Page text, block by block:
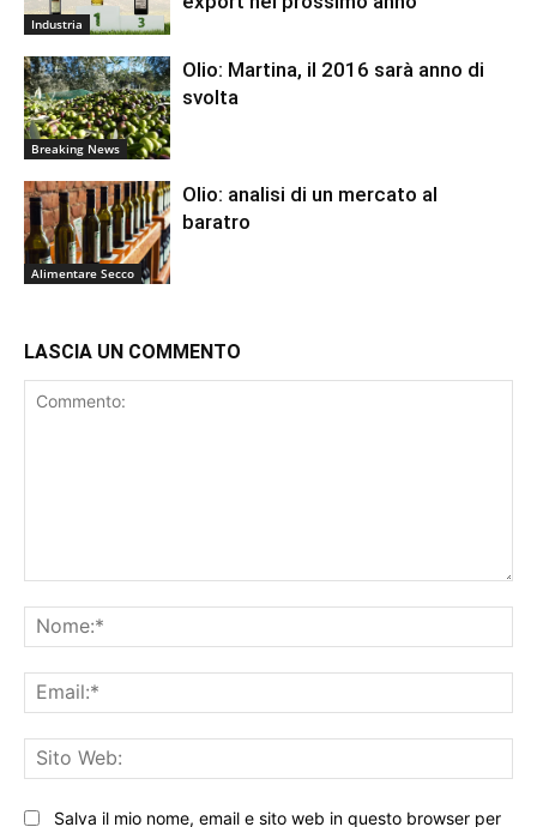
Industria
Breaking News
Olio: Martina, il 2016 sarà anno di
svolta
Alimentare Secco
Olio: analisi di un mercato al
baratro
LASCIA UN COMMENTO
Salva il mio nome, email e sito web in questo browser per